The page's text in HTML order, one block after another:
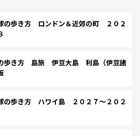
の歩き方 ロンドン＆近郊の町 ２０２
歩き方 島旅 伊豆大島 利島（伊豆諸
の歩き方 ハワイ島 ２０２７～２０２